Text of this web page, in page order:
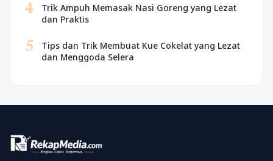
4
Trik Ampuh Memasak Nasi Goreng yang Lezat
dan Praktis
5
Tips dan Trik Membuat Kue Cokelat yang Lezat
dan Menggoda Selera